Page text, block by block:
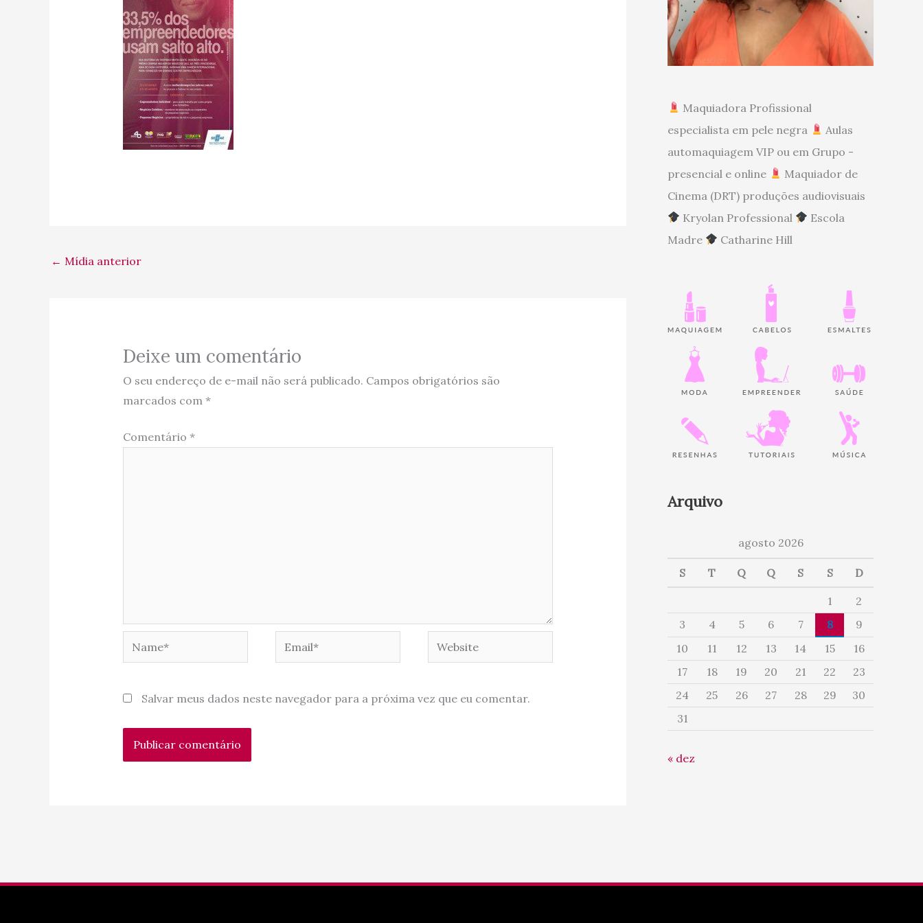
← Mídia anterior
Deixe um comentário
O seu endereço de e-mail não será publicado. Campos obrigatórios são
marcados com *
Comentário *
Website
Salvar meus dados neste navegador para a próxima vez que eu comentar.
Maquiadora Profissional
especialista em pele negra
Aulas
automaquiagem VIP ou em Grupo -
presencial e online
Maquiador de
Cinema (DRT) produções audiovisuais
Kryolan Professional
Escola
Madre
Catharine Hill
Arquivo
agosto 2026
S T Q Q S S D
1
2
3
4 5 6 7 8
9
10
11 12 13 14 15
16
17
18 19 20 21 22
23
24
25 26 27 28 29
30
31
« dez